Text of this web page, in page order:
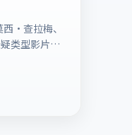
·查拉梅、
类型影片。
信息可供检